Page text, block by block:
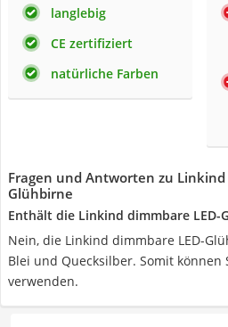
langlebig
CE zertifiziert
natürliche Farben
Fragen und Antworten zu Linkind
Glühbirne
Enthält die Linkind dimmbare LED-
Nein, die Linkind dimmbare LED-
Blei und Quecksilber. Somit können
verwenden.